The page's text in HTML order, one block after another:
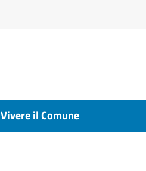
Vivere il Comune